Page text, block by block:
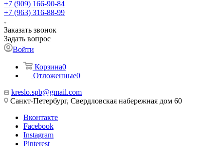
+7 (909) 166-90-84
+7 (963) 316-88-99
Заказать звонок
Задать вопрос
Войти
Корзина0
Отложенные0
kreslo.spb@gmail.com
Санкт-Петербург, Свердловская набережная дом 60
Вконтакте
Facebook
Instagram
Pinterest